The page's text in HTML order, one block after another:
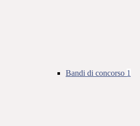
Bandi di concorso 1